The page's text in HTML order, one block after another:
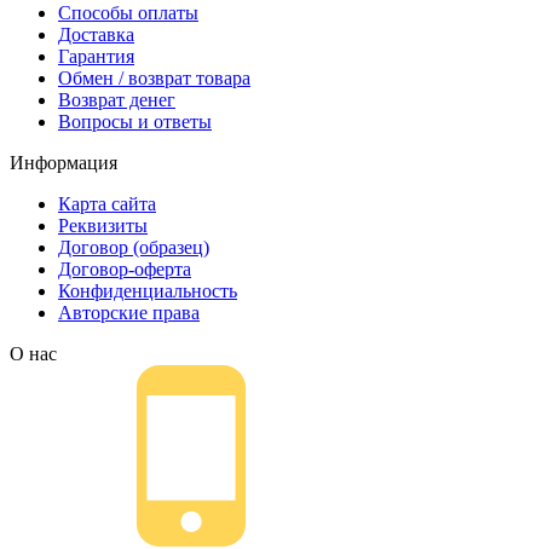
Способы оплаты
Доставка
Гарантия
Обмен / возврат товара
Возврат денег
Вопросы и ответы
Информация
Карта сайта
Реквизиты
Договор (образец)
Договор-оферта
Конфиденциальность
Авторские права
О нас